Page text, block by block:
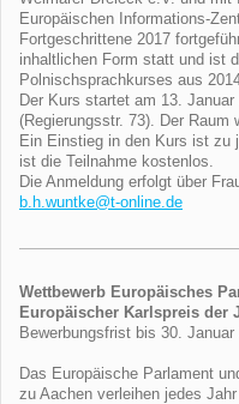
Europäischen Informations-
Fortgeschrittene 2017
inhaltlichen Form statt und ist
Polnischsprachkurses aus
Der Kurs startet am 13.
(Regierungsstr. 73). Der Raum
Ein Einstieg in den Kurs ist zu
ist die Teilnahme kostenlos.
Die Anmeldung erfolgt über
b.h.wuntke@t-online.de
Wettbewerb Europäisches
Europäischer Karlspreis der
Bewerbungsfrist bis 30. Januar
Das Europäische Parlament
zu Aachen verleihen jedes